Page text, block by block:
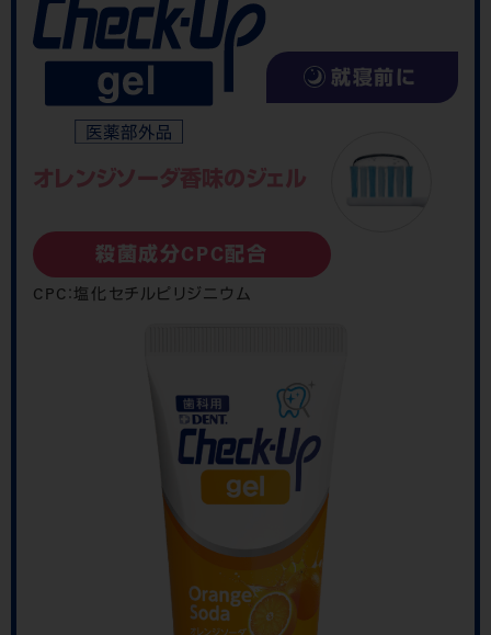
就寝前に
オレンジソーダ香味のジェル
殺菌成分CPC配合
CPC：塩化セチルピリジニウム